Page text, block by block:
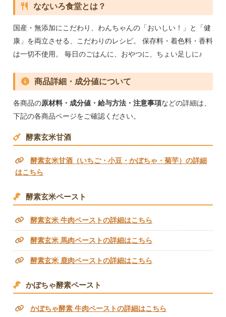
なないろ食堂とは？
国産・無添加にこだわり、わんちゃんの「おいしい！」と「健
康」を両立させる、こだわりのレシピ。 保存料・着色料・香料
は一切不使用。 毎日のごはんに、おやつに、ちょい足しに♪
商品詳細・成分値について
各商品の原材料・成分値・給与方法・注意事項などの詳細は、
下記の各商品ページをご確認ください。
酵素玄米甘酒
酵素玄米甘酒（いちご・小豆・かぼちゃ・菊芋）の詳細
はこちら
酵素玄米ペースト
酵素玄米 牛肉ペーストの詳細はこちら
酵素玄米 馬肉ペーストの詳細はこちら
酵素玄米 鹿肉ペーストの詳細はこちら
かぼちゃ酵素ペースト
かぼちゃ酵素 牛肉ペーストの詳細はこちら